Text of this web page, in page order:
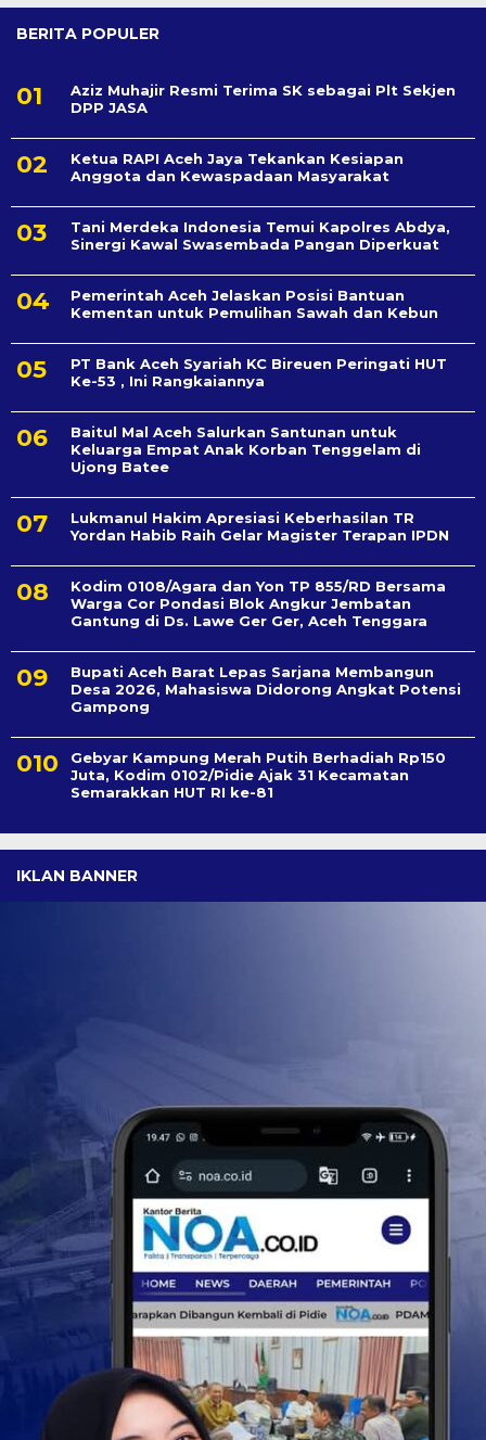
BERITA POPULER
Aziz Muhajir Resmi Terima SK sebagai Plt Sekjen
DPP JASA
Ketua RAPI Aceh Jaya Tekankan Kesiapan
Anggota dan Kewaspadaan Masyarakat
Tani Merdeka Indonesia Temui Kapolres Abdya,
Sinergi Kawal Swasembada Pangan Diperkuat
Pemerintah Aceh Jelaskan Posisi Bantuan
Kementan untuk Pemulihan Sawah dan Kebun
PT Bank Aceh Syariah KC Bireuen Peringati HUT
Ke-53 , Ini Rangkaiannya
Baitul Mal Aceh Salurkan Santunan untuk
Keluarga Empat Anak Korban Tenggelam di
Ujong Batee
Lukmanul Hakim Apresiasi Keberhasilan TR
Yordan Habib Raih Gelar Magister Terapan IPDN
Kodim 0108/Agara dan Yon TP 855/RD Bersama
Warga Cor Pondasi Blok Angkur Jembatan
Gantung di Ds. Lawe Ger Ger, Aceh Tenggara
Bupati Aceh Barat Lepas Sarjana Membangun
Desa 2026, Mahasiswa Didorong Angkat Potensi
Gampong
Gebyar Kampung Merah Putih Berhadiah Rp150
Juta, Kodim 0102/Pidie Ajak 31 Kecamatan
Semarakkan HUT RI ke-81
IKLAN BANNER